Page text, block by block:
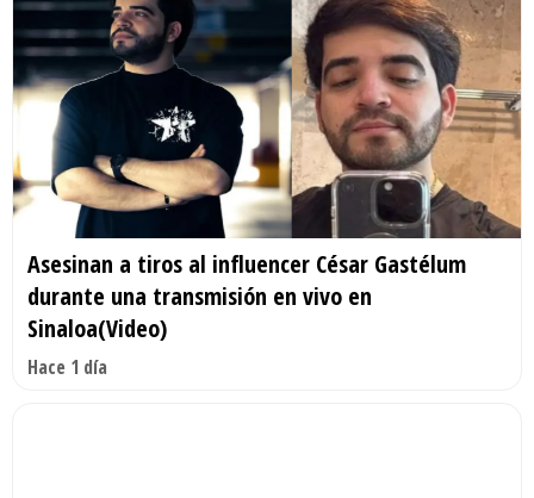
Asesinan a tiros al influencer César Gastélum
durante una transmisión en vivo en
Sinaloa(Video)
Hace 1 día